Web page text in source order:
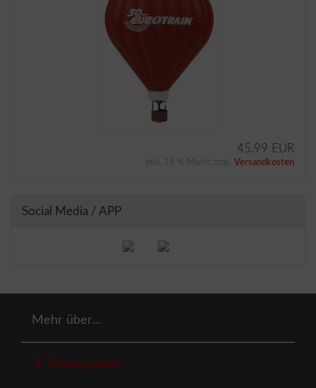
45,99 EUR
Versandkosten
Social Media / APP
Mehr über...
Öffnungszeiten